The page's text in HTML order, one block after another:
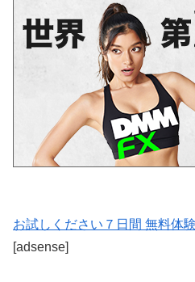
お試しください７日間 無料体験
[adsense]